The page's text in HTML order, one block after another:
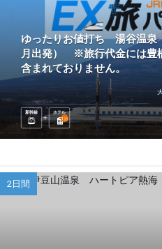
ゆったりお値打ち 湯谷温
月出発） ※旅行代金には豊
含まれておりません。
新幹線
ホテル
1 泊
2日間